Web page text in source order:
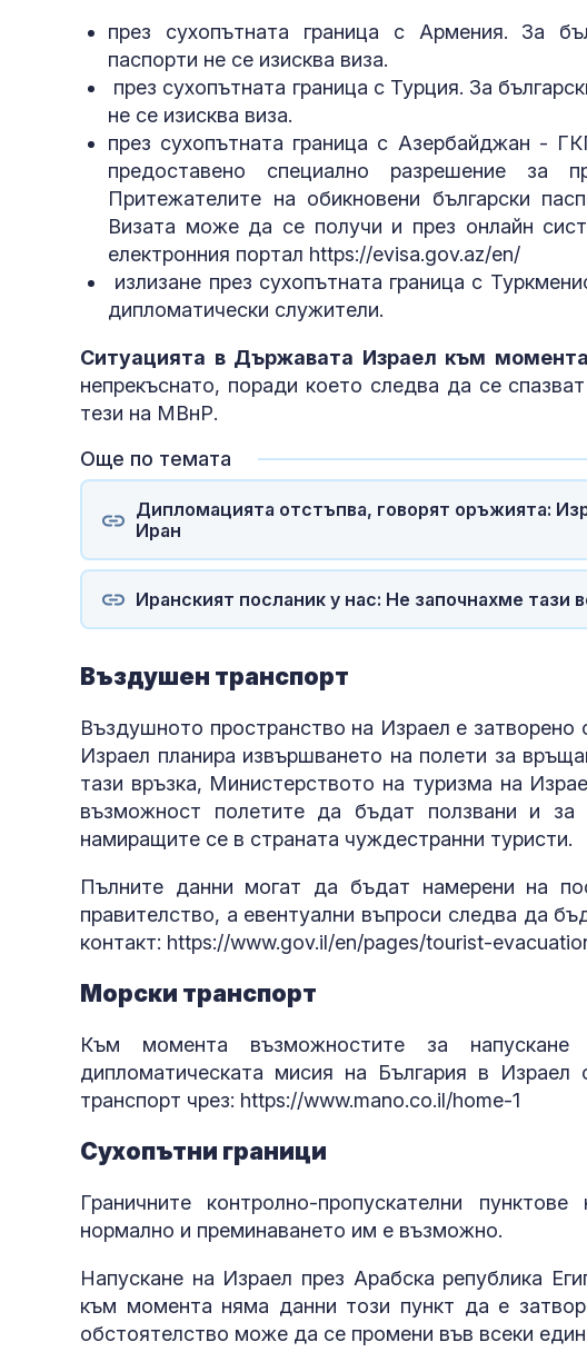
през сухопътната граница с Армения. За
паспорти не се изисква виза.
през сухопътната граница с Турция. За
не се изисква виза.
през сухопътната граница с Азербайджан -
предоставено специално разрешение за
Притежателите на обикновени български
Визата може да се получи и през онлайн
електронния портал https://evisa.gov.az/en/
излизане през сухопътната граница с
дипломатически служители.
Ситуацията в Държавата Израел към
непрекъснато, поради което следва да се
тези на МВнР.
Още по темата
Дипломацията отстъпва, говорят оръжията:
Иран
Иранският посланик у нас: Не започнахме
Въздушен транспорт
Въздушното пространство на Израел е
Израел планира извършването на полети за
тази връзка, Министерството на туризма на
възможност полетите да бъдат ползвани и
намиращите се в страната чуждестранни туристи.
Пълните данни могат да бъдат намерени на
правителство, а евентуални въпроси следва да
контакт: https://www.gov.il/en/pages/tourist-
Морски транспорт
Към момента възможностите за
дипломатическата мисия на България в
транспорт чрез: https://www.mano.co.il/home-1
Сухопътни граници
Граничните контролно-пропускателни
нормално и преминаването им е възможно.
Напускане на Израел през Арабска република
към момента няма данни този пункт да е
обстоятелство може да се промени във всеки